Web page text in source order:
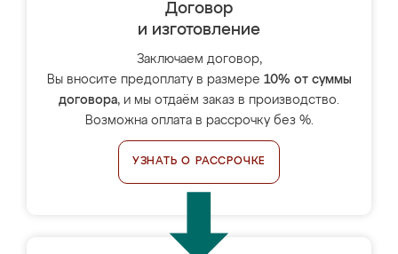
Договор
и изготовление
Заключаем договор,
Вы вносите предоплату в размере 10% от суммы
договора, и мы отдаём заказ в производство.
Возможна оплата в рассрочку без %.
УЗНАТЬ О РАССРОЧКЕ